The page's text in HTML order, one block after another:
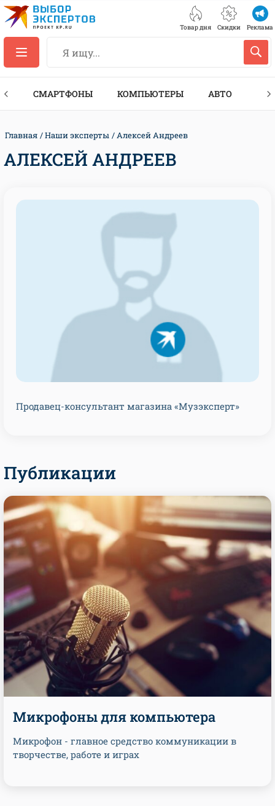
Товар дня Скидки Реклама
СМАРТФОНЫ КОМПЬЮТЕРЫ АВТО
Главная Наши эксперты Алексей Андреев
АЛЕКСЕЙ АНДРЕЕВ
Продавец-консультант магазина «Музэксперт»
Публикации
Микрофоны для компьютера
Микрофон - главное средство коммуникации в
творчестве, работе и играх